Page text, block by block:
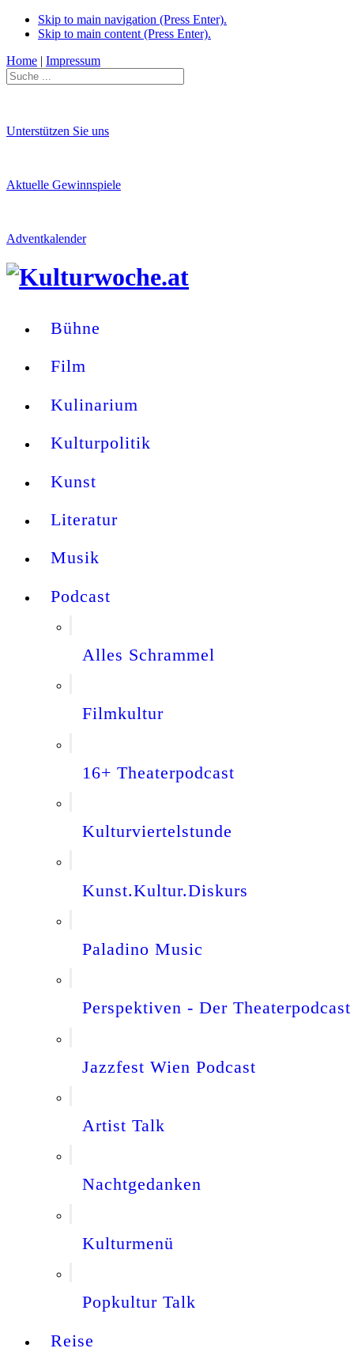
Skip to main navigation (Press Enter).
Skip to main content (Press Enter).
Home | Impressum
Unterstützen Sie uns
Aktuelle Gewinnspiele
Adventkalender
Bühne
Film
Kulinarium
Kulturpolitik
Kunst
Literatur
Musik
Podcast
Alles Schrammel
Filmkultur
16+ Theaterpodcast
Kulturviertelstunde
Kunst.Kultur.Diskurs
Paladino Music
Perspektiven - Der Theaterpodcast
Jazzfest Wien Podcast
Artist Talk
Nachtgedanken
Kulturmenü
Popkultur Talk
Reise